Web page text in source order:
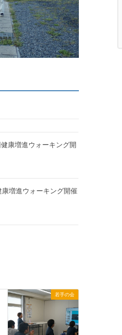
康増進ウォーキング開
増進ウォーキング開催
若手の会